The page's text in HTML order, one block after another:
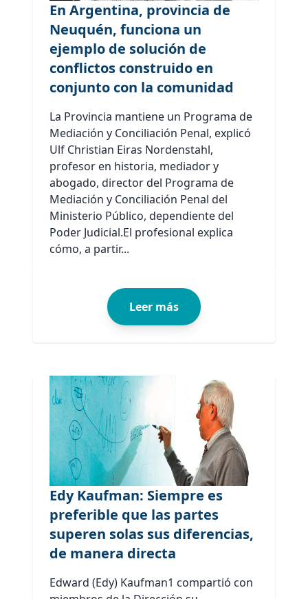
En Argentina, provincia de
Neuquén, funciona un
ejemplo de solución de
conflictos construido en
conjunto con la comunidad
La Provincia mantiene un Programa de
Mediación y Conciliación Penal, explicó
Ulf Christian Eiras Nordenstahl,
profesor en historia, mediador y
abogado, director del Programa de
Mediación y Conciliación Penal del
Ministerio Público, dependiente del
Poder Judicial.El profesional explica
cómo, a partir...
Leer más
Edy Kaufman: Siempre es
preferible que las partes
superen solas sus diferencias,
de manera directa
Edward (Edy) Kaufman1 compartió con